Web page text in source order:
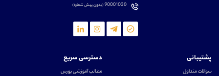
90001030(بدون پیش شماره)
پشتیبانی
سوالات متداول
دسترسی سریع
مطالب آموزشی بورس